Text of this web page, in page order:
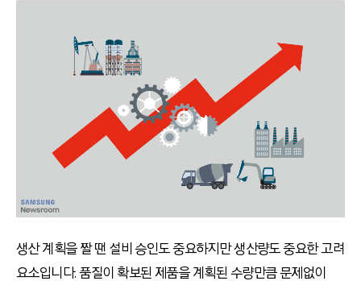
생산 계획을 짤 땐 설비 승인도 중요하지만 생산량도 중요한 고려
요소입니다. 품질이 확보된 제품을 계획된 수량만큼 문제없이